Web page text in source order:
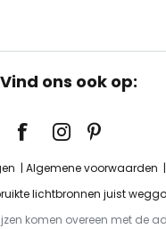
Vind ons ook op:
Algemene voorwaarden
lichtbronnen juist
komen overeen met de